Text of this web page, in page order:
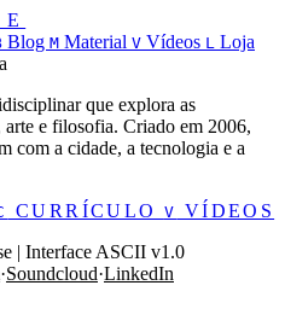
Blog M Material V Vídeos L Loja
que explora as
arte e filosofia. Criado em 2006,
com a cidade, a tecnologia e a
CURRÍCULO V VÍDEOS
| Interface ASCII v1.0
·Soundcloud·LinkedIn